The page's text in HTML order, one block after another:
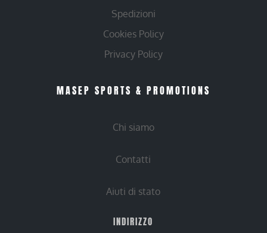
Spedizioni
Cookies Policy
Privacy Policy
MASEP SPORTS & PROMOTIONS
Chi siamo
Contatti
Aiuti di stato
INDIRIZZO